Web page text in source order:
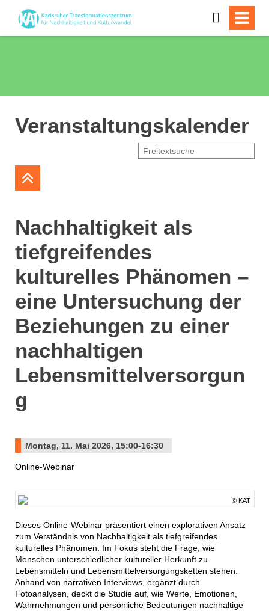
Veranstaltungskalender
Nachhaltigkeit als
tiefgreifendes
kulturelles Phänomen –
eine Untersuchung der
Beziehungen zu einer
nachhaltigen
Lebensmittelversorgun
g
Montag, 11. Mai 2026, 15:00-16:30
Online-Webinar
© KAT
Dieses Online-Webinar präsentiert einen explorativen Ansatz
zum Verständnis von Nachhaltigkeit als tiefgreifendes
kulturelles Phänomen. Im Fokus steht die Frage, wie
Menschen unterschiedlicher kultureller Herkunft zu
Lebensmitteln und Lebensmittelversorgungsketten stehen.
Anhand von narrativen Interviews, ergänzt durch
Fotoanalysen, deckt die Studie auf, wie Werte, Emotionen,
Wahrnehmungen und persönliche Bedeutungen nachhaltige